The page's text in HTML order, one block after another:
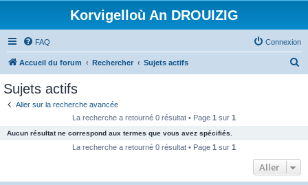
Korvigelloù An DROUIZIG
FAQ Connexion
Accueil du forum Rechercher Sujets actifs
c
Sujets actifs
Aller sur la recherche avancée
La recherche a retourné 0 résultat • Page 1 sur 1
Aucun résultat ne correspond aux termes que vous avez spécifiés.
La recherche a retourné 0 résultat • Page 1 sur 1
Aller